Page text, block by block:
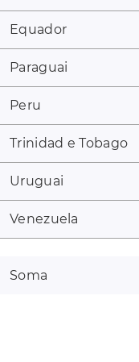
Equador
Paraguai
Peru
Trinidad ​e ​Tobago
Uruguai
Venezuela
Soma